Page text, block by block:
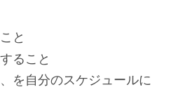
と
ること
を自分のスケジュールに